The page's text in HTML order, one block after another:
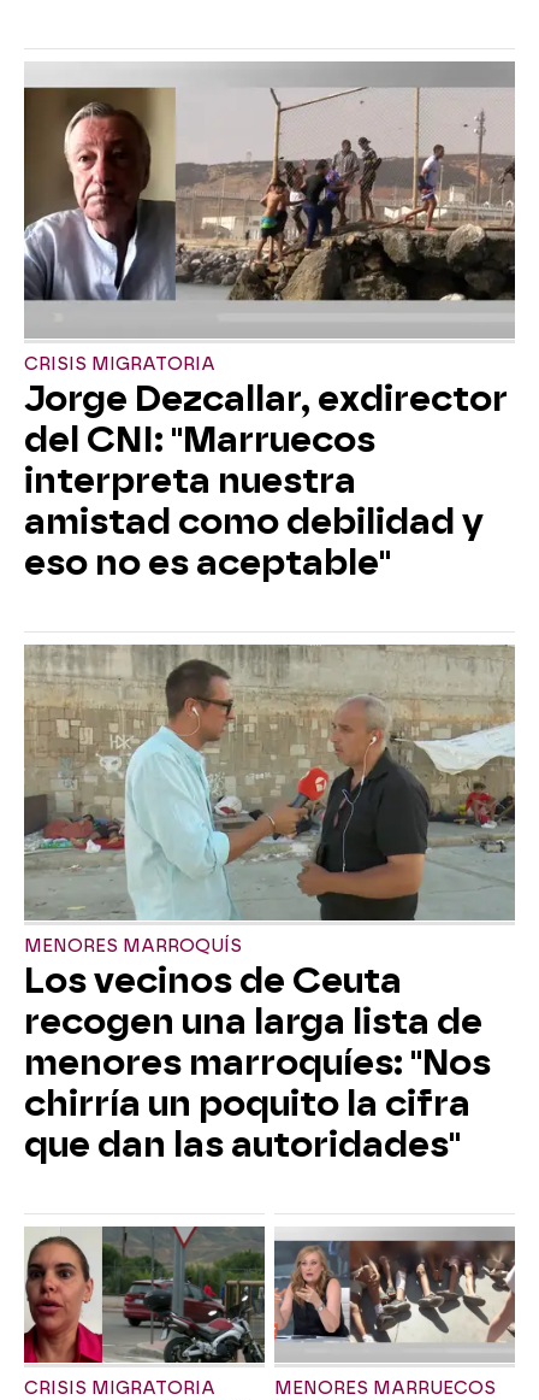
CRISIS MIGRATORIA
Jorge Dezcallar, exdirector
del CNI: "Marruecos
interpreta nuestra
amistad como debilidad y
eso no es aceptable"
MENORES MARROQUÍS
Los vecinos de Ceuta
recogen una larga lista de
menores marroquíes: "Nos
chirría un poquito la cifra
que dan las autoridades"
CRISIS MIGRATORIA MENORES MARRUECOS